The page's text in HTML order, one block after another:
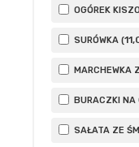
OGÓREK
SURÓWKA (11
MARCHEWKA
BURACZKI NA
SAŁATA ZE